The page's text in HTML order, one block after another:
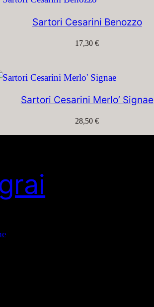
Sartori Cesarini Benozzo
17,30€
Sartori Cesarini Merlo’ Signae
28,50€